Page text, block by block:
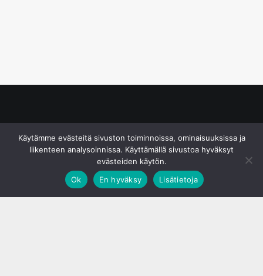
Käytämme evästeitä sivuston toiminnoissa, ominaisuuksissa ja
liikenteen analysoinnissa. Käyttämällä sivustoa hyväksyt
evästeiden käytön.
Ok
En hyväksy Lisätietoja